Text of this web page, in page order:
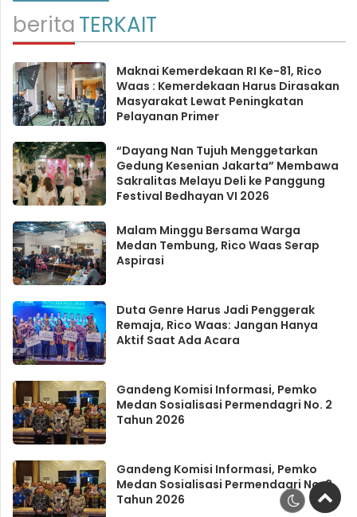
beritaTERKAIT
Maknai Kemerdekaan RI Ke-81, Rico
Waas : Kemerdekaan Harus Dirasakan
Masyarakat Lewat Peningkatan
Pelayanan Primer
“Dayang Nan Tujuh Menggetarkan
Gedung Kesenian Jakarta” Membawa
Sakralitas Melayu Deli ke Panggung
Festival Bedhayan VI 2026
Malam Minggu Bersama Warga
Medan Tembung, Rico Waas Serap
Aspirasi
Duta Genre Harus Jadi Penggerak
Remaja, Rico Waas: Jangan Hanya
Aktif Saat Ada Acara
Gandeng Komisi Informasi, Pemko
Medan Sosialisasi Permendagri No. 2
Tahun 2026
Gandeng Komisi Informasi, Pemko
Medan Sosialisasi Permendagri No. 2
Tahun 2026